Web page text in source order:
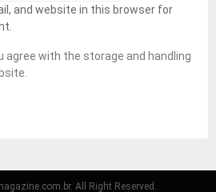
and website in this browser for
agree with the storage and handling
All Right Reserved.